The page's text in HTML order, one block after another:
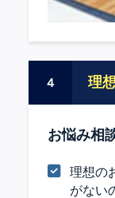
４ 理
お悩み相
理想の
がない